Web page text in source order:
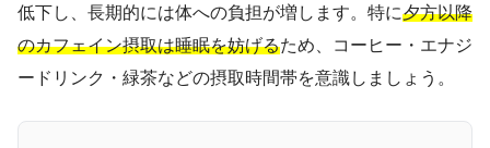
低下し、長期的には体への負担が増します。特に夕方以降
のカフェイン摂取は睡眠を妨げるため、コーヒー・エナジ
ードリンク・緑茶などの摂取時間帯を意識しましょう。